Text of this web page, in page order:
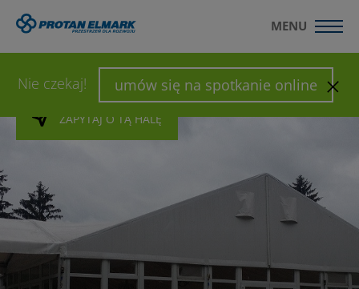
Nie czekaj! umów się na spotkanie online
MENU
WYŚLIJ ZAPYTANIE SKONFIGURUJ HALĘ
ZAPYTAJ O TĄ HALĘ
ZAPYTAJ O TĄ HALĘ
ZAPYTAJ O TĄ HALĘ